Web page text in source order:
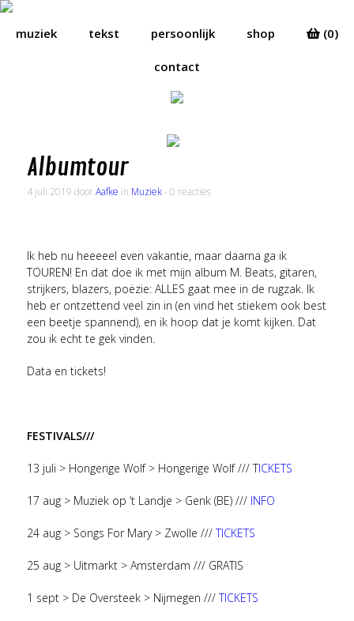
muziek tekst persoonlijk shop (0)
contact
Albumtour
4 juli 2019 doorAafke in Muziek- 0 reacties
Ik heb nu heeeeel even vakantie, maar daarna ga ik
TOUREN! En dat doe ik met mijn album M. Beats, gitaren,
strijkers, blazers, poëzie: ALLES gaat mee in de rugzak. Ik
heb er ontzettend veel zin in (en vind het stiekem ook best
een beetje spannend), en ik hoop dat je komt kijken. Dat
zou ik echt te gek vinden.
Data en tickets!
FESTIVALS///
13 juli > Hongerige Wolf > Hongerige Wolf /// TICKETS
17 aug > Muziek op ’t Landje > Genk (BE) /// INFO
24 aug > Songs For Mary > Zwolle ///TICKETS
25 aug > Uitmarkt > Amsterdam /// GRATIS
1 sept > De Oversteek > Nijmegen ///TICKETS